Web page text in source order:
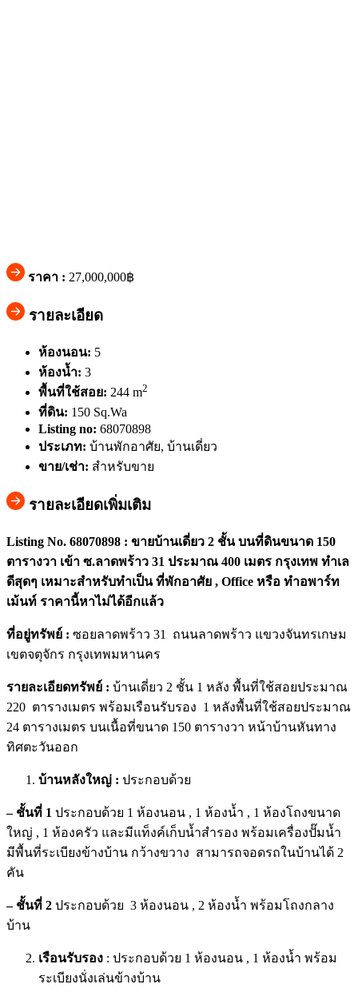
ราคา : 27,000,000฿
รายละเอียด
ห้องนอน: 5
ห้องน้ำ: 3
พื้นที่ใช้สอย: 244 m2
ที่ดิน: 150 Sq.Wa
Listing no: 68070898
ประเภท: บ้านพักอาศัย, บ้านเดี่ยว
ขาย/เช่า: สำหรับขาย
รายละเอียดเพิ่มเติม
Listing No. 68070898 : ขายบ้านเดี่ยว 2 ชั้น บนที่ดินขนาด 150
ตารางวา เข้า ซ.ลาดพร้าว 31 ประมาณ 400 เมตร กรุงเทพ ทำเล
ดีสุดๆ เหมาะสำหรับทำเป็น ที่พักอาศัย , Office หรือ ทำอพาร์ท
เม้นท์ ราคานี้หาไม่ได้อีกแล้ว
ที่อยู่ทรัพย์ : ซอยลาดพร้าว 31 ถนนลาดพร้าว แขวงจันทรเกษม
เขตจตุจักร กรุงเทพมหานคร
รายละเอียดทรัพย์ : บ้านเดี่ยว 2 ชั้น 1 หลัง พื้นที่ใช้สอยประมาณ
220 ตารางเมตร พร้อมเรือนรับรอง 1 หลังพื้นที่ใช้สอยประมาณ
24 ตารางเมตร บนเนื้อที่ขนาด 150 ตารางวา หน้าบ้านหันทาง
ทิศตะวันออก
บ้านหลังใหญ่ : ประกอบด้วย
– ชั้นที่ 1 ประกอบด้วย 1 ห้องนอน , 1 ห้องน้ำ , 1 ห้องโถงขนาด
ใหญ่ , 1 ห้องครัว และมีแท็งค์เก็บน้ำสำรอง พร้อมเครื่องปั๊มน้ำ
มีพื้นที่ระเบียงข้างบ้าน กว้างขวาง สามารถจอดรถในบ้านได้ 2
คัน
– ชั้นที่ 2 ประกอบด้วย 3 ห้องนอน , 2 ห้องน้ำ พร้อมโถงกลาง
บ้าน
เรือนรับรอง : ประกอบด้วย 1 ห้องนอน , 1 ห้องน้ำ พร้อม
ระเบียงนั่งเล่นข้างบ้าน